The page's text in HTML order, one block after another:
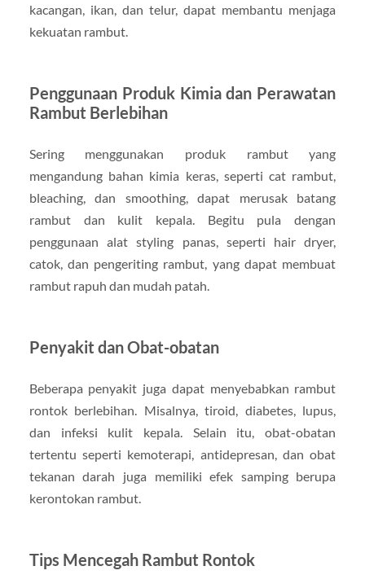
kacangan, ikan, dan telur, dapat membantu menjaga
kekuatan rambut.
Penggunaan Produk Kimia dan Perawatan
Rambut Berlebihan
Sering menggunakan produk rambut yang
mengandung bahan kimia keras, seperti cat rambut,
bleaching, dan smoothing, dapat merusak batang
rambut dan kulit kepala. Begitu pula dengan
penggunaan alat styling panas, seperti hair dryer,
catok, dan pengeriting rambut, yang dapat membuat
rambut rapuh dan mudah patah.
Penyakit dan Obat-obatan
Beberapa penyakit juga dapat menyebabkan rambut
rontok berlebihan. Misalnya, tiroid, diabetes, lupus,
dan infeksi kulit kepala. Selain itu, obat-obatan
tertentu seperti kemoterapi, antidepresan, dan obat
tekanan darah juga memiliki efek samping berupa
kerontokan rambut.
Tips Mencegah Rambut Rontok